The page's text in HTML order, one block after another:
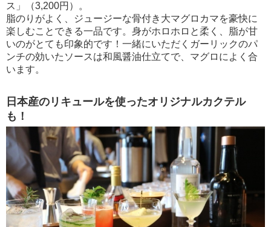
ス」（3,200円）。
脂のりがよく、ジュージーな骨付き大マグロカマを豪快に
楽しむことできる一品です。身がホロホロと柔く、脂が甘
いのがとても印象的です！一緒にいただくガーリックのパ
ンチの効いたソースは和風醤油仕立てで、マグロによく合
います。
日本産のリキュールを使ったオリジナルカクテル
も！